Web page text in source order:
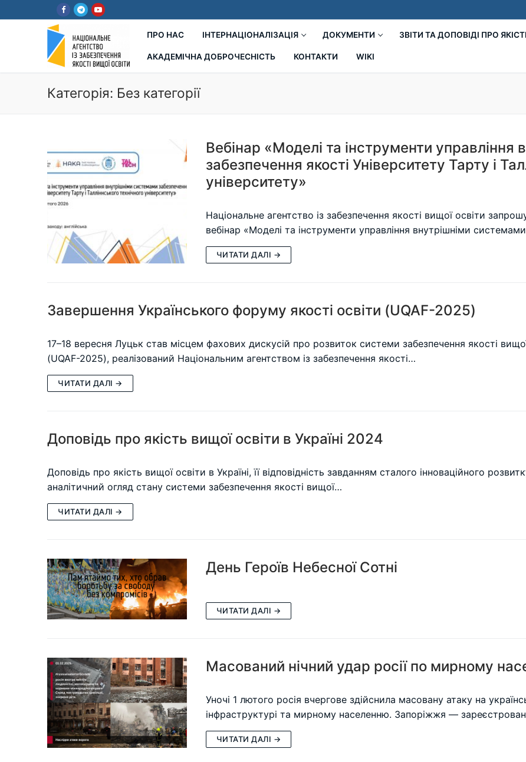
до
ПРО НАС ІНТЕРНАЦІОНАЛІЗАЦІЯ ДОКУМЕНТИ ЗВІТИ ТА ДОПОВІДІ ПРО
АКАДЕМІЧНА ДОБРОЧЕСНІСТЬ КОНТАКТИ WIKI
Категорія: Без категорії
Вебінар «Моделі та інструменти управління
забезпечення якості Університету Тарту і
університету»
Національне агентство із забезпечення якості вищої освіти
вебінар «Моделі та інструменти управління внутрішніми
ЧИТАТИ ДАЛІ →
Завершення Українського форуму якості освіти (UQAF-2025)
17–18 вересня Луцьк став місцем фахових дискусій про розвиток системи забезпечення якості
(UQAF-2025), реалізований Національним агентством із забезпечення якості…
ЧИТАТИ ДАЛІ →
Доповідь про якість вищої освіти в Україні 2024
Доповідь про якість вищої освіти в Україні, її відповідність завданням сталого інноваційного
аналітичний огляд стану системи забезпечення якості вищої…
ЧИТАТИ ДАЛІ →
День Героїв Небесної Сотні
ЧИТАТИ ДАЛІ →
Масований нічний удар росії по мирному
Уночі 1 лютого росія вчергове здійснила масовану атаку на
інфраструктурі та мирному населенню. Запоріжжя —
ЧИТАТИ ДАЛІ →